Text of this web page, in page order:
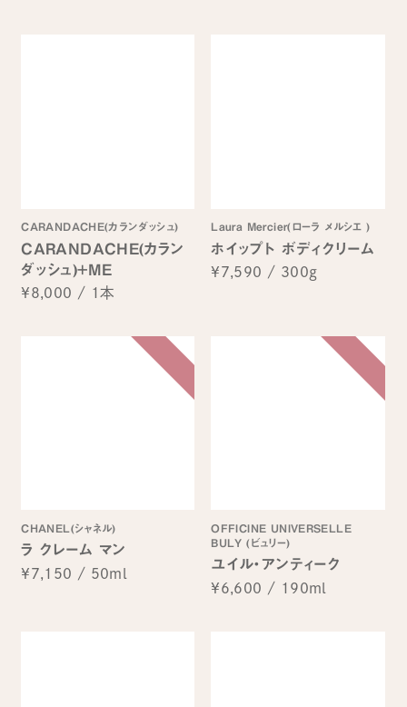
CARANDACHE(カランダッシュ)
CARANDACHE(カラン
ダッシュ)+ME
¥8,000 / 1本
Laura Mercier(ローラ メルシエ )
ホイップト ボディクリーム
¥7,590 / 300g
CHANEL(シャネル)
ラ クレーム マン
¥7,150 / 50ml
OFFICINE UNIVERSELLE
BULY (ビュリー)
ユイル・アンティーク
¥6,600 / 190ml